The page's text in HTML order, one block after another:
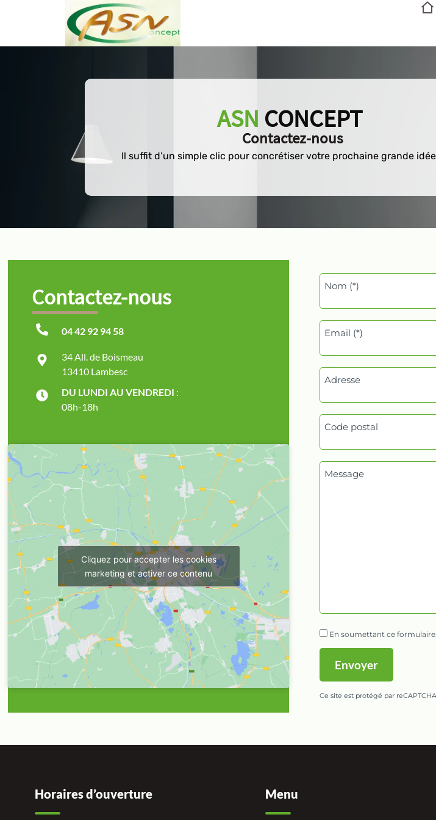
ASN CONCEPT
Contactez-nous
Il suffit d’un simple clic pour concrétiser votre prochaine grande
Contactez-nous
04 42 92 94 58
34 All. de Boismeau
13410 Lambesc
DU LUNDI AU VENDREDI :
08h-18h
Cliquez pour accepter les cookies
marketing et activer ce contenu
Nom (*)
Email (*)
Adresse
Code postal
Message
En soumettant ce
Ce site est protégé par
Horaires d’ouverture Menu